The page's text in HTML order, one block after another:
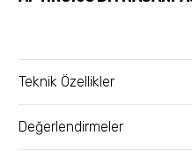
Teknik Özellikler
Değerlendirmeler